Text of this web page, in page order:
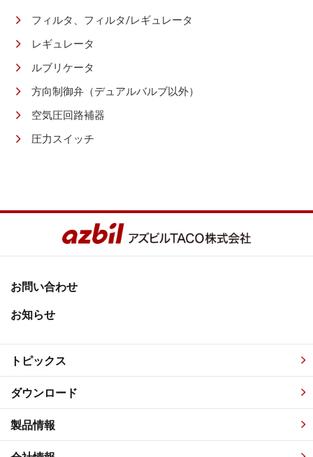
フィルタ、フィルタ/レギュレータ
レギュレータ
ルブリケータ
方向制御弁（デュアルバルブ以外）
空気圧回路補器
圧力スイッチ
お問い合わせ
お知らせ
トピックス
ダウンロード
製品情報